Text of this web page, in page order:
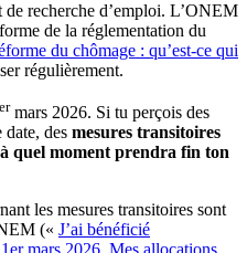
recherche d’emploi. L’ONEM
de la réglementation du
du chômage : qu’est-ce qui
régulièrement.
ermars 2026. Si tu perçois des
date, des mesures transitoires
à quel moment prendra fin ton
les mesures transitoires sont
(« J’ai bénéficié